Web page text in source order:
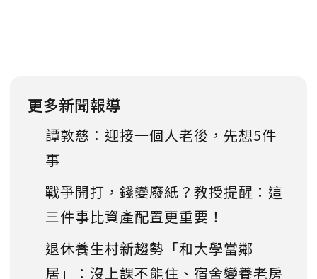
更多新聞報導
譚敦慈：迎接一個人老後，先想5件
事
戰爭開打，錢變廢紙？教授提醒：這
三件事比資產配置更重要！
退休養生村新趨勢「和大學當鄰
居」：沒上課不能住、宿舍變養老房